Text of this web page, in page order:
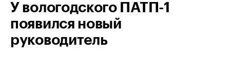
У вологодского ПАТП-1
появился новый
руководитель